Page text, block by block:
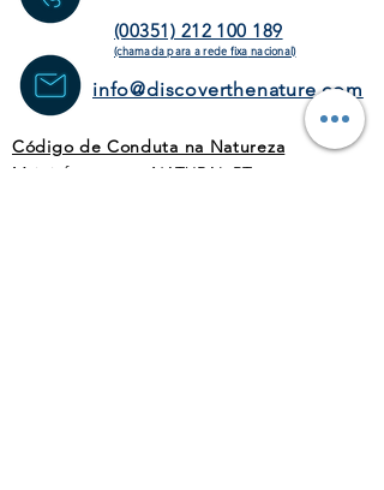
(00351) 212 100 189
(chamada para a rede fixa nacional)
info@discoverthenature.com
Código de Conduta na Natureza
Mais informações: NATURAL .PT